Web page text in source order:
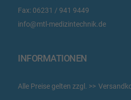
Fax: 06231 / 941 9449
info@mtl-medizintechnik.de
INFORMATIONEN
Alle Preise gelten zzgl.